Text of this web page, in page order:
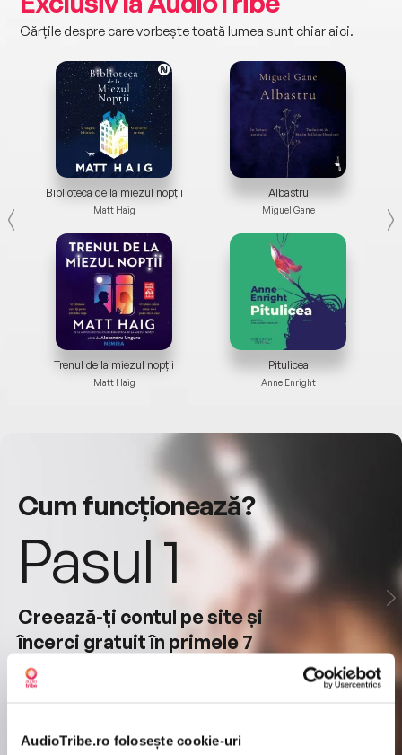
AudioTribe.ro folosește cookie-uri
Cărțile despre care vorbește toată lumea sunt chiar aici.
Biblioteca de la miezul nopții
Matt Haig
Trenul de la miezul nopții
Matt Haig
Albastru
Miguel Gane
Pitulicea
Anne Enright
Cum funcționează?
Pasul 1
Creează-ți contul pe site și
încerci gratuit în primele 7
zile.